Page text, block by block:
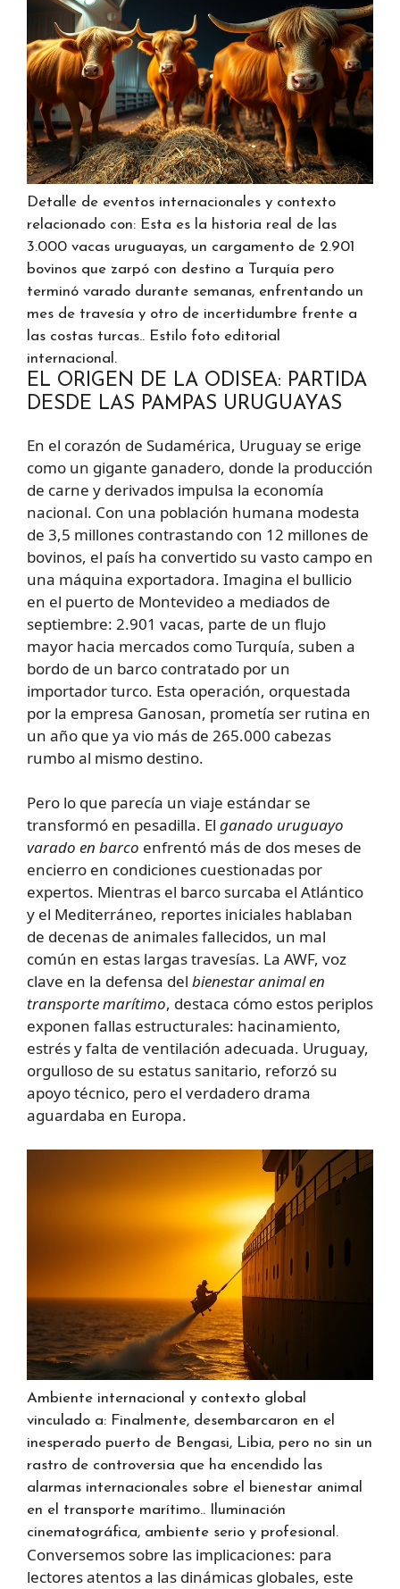
Detalle de eventos internacionales y contexto
relacionado con: Esta es la historia real de las
3.000 vacas uruguayas, un cargamento de 2.901
bovinos que zarpó con destino a Turquía pero
terminó varado durante semanas, enfrentando un
mes de travesía y otro de incertidumbre frente a
las costas turcas.. Estilo foto editorial
internacional.
EL ORIGEN DE LA ODISEA: PARTIDA
DESDE LAS PAMPAS URUGUAYAS
En el corazón de Sudamérica, Uruguay se erige
como un gigante ganadero, donde la producción
de carne y derivados impulsa la economía
nacional. Con una población humana modesta
de 3,5 millones contrastando con 12 millones de
bovinos, el país ha convertido su vasto campo en
una máquina exportadora. Imagina el bullicio
en el puerto de Montevideo a mediados de
septiembre: 2.901 vacas, parte de un flujo
mayor hacia mercados como Turquía, suben a
bordo de un barco contratado por un
importador turco. Esta operación, orquestada
por la empresa Ganosan, prometía ser rutina en
un año que ya vio más de 265.000 cabezas
rumbo al mismo destino.
Pero lo que parecía un viaje estándar se
transformó en pesadilla. El ganado uruguayo
varado en barco enfrentó más de dos meses de
encierro en condiciones cuestionadas por
expertos. Mientras el barco surcaba el Atlántico
y el Mediterráneo, reportes iniciales hablaban
de decenas de animales fallecidos, un mal
común en estas largas travesías. La AWF, voz
clave en la defensa del bienestar animal en
transporte marítimo, destaca cómo estos periplos
exponen fallas estructurales: hacinamiento,
estrés y falta de ventilación adecuada. Uruguay,
orgulloso de su estatus sanitario, reforzó su
apoyo técnico, pero el verdadero drama
aguardaba en Europa.
Ambiente internacional y contexto global
vinculado a: Finalmente, desembarcaron en el
inesperado puerto de Bengasi, Libia, pero no sin un
rastro de controversia que ha encendido las
alarmas internacionales sobre el bienestar animal
en el transporte marítimo.. Iluminación
cinematográfica, ambiente serio y profesional.
Conversemos sobre las implicaciones: para
lectores atentos a las dinámicas globales, este